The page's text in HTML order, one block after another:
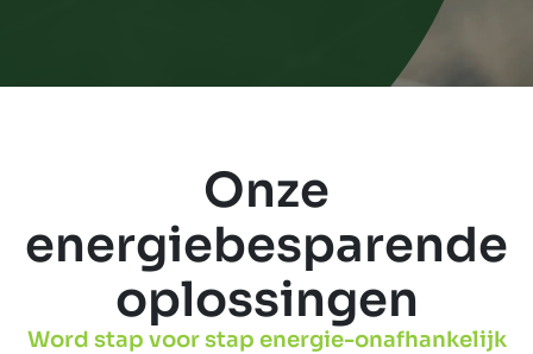
Onze
energiebesparende
oplossingen
Word stap voor stap energie-onafhankelijk